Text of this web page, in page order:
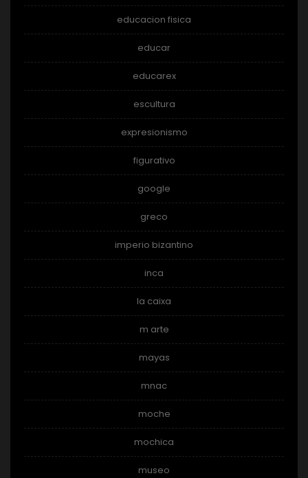
educacion fisica
educar
educarex
escultura
expresionismo
figurativo
google
greco
imperio bizantino
inca
la caixa
m arte
mayas
mnac
moche
mochica
museo